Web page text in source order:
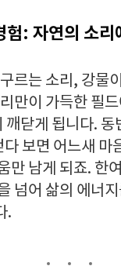
험: 자연의 소리
르는 소리, 강물
만이 가득한 필
깨닫게 됩니다.
보면 어느새 마
만 남게 되죠. 한
넘어 삶의 에너
.